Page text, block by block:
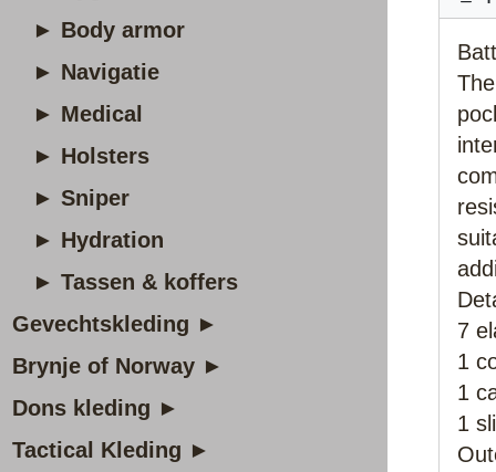
► Body armor
► Navigatie
► Medical
► Holsters
► Sniper
► Hydration
► Tassen & koffers
Gevechtskleding ►
Brynje of Norway ►
Dons kleding ►
Tactical Kleding ►
7
1
1
1